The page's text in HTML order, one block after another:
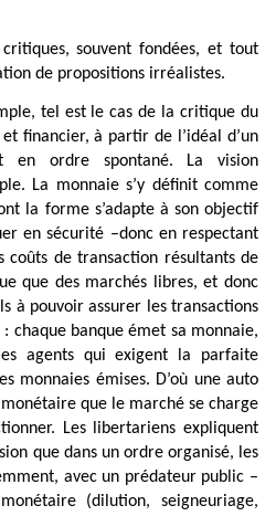
souvent fondées, et tout
de propositions irréalistes.
tel est le cas de la critique du
financier, à partir de l’idéal d’un
en ordre spontané. La vision
La monnaie s’y définit comme
la forme s’adapte à son objectif
en sécurité –donc en respectant
de transaction résultants de
que des marchés libres, et donc
à pouvoir assurer les transactions
chaque banque émet sa monnaie,
agents qui exigent la parfaite
monnaies émises. D’où une auto
que le marché se charge
Les libertariens expliquent
que dans un ordre organisé, les
avec un prédateur public –
(dilution, seigneuriage,